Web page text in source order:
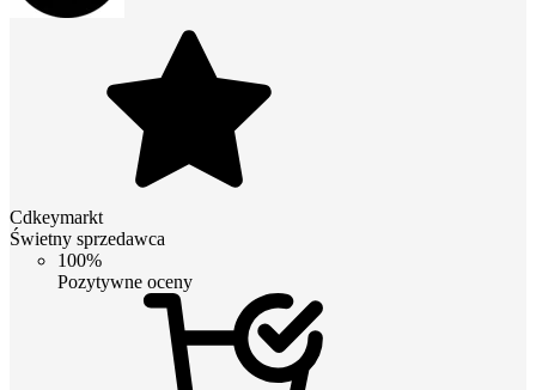
Cdkeymarkt
Świetny sprzedawca
100%
Pozytywne oceny